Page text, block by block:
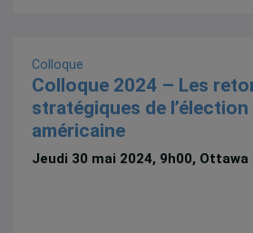
Colloque
Colloque 2024 – Les
stratégiques de
américaine
Jeudi 30 mai 2024, 9h00, Ottawa